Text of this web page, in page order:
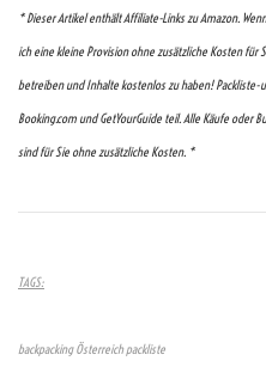
* Dieser Artikel enthält Affiliate-Links zu Amazon.
ich eine kleine Provision ohne zusätzliche Kosten für
betreiben und Inhalte kostenlos zu haben!
Booking.com und GetYourGuide teil. Alle Käufe oder
sind für Sie ohne zusätzliche Kosten. *
TAGS:
backpacking Österreich packliste